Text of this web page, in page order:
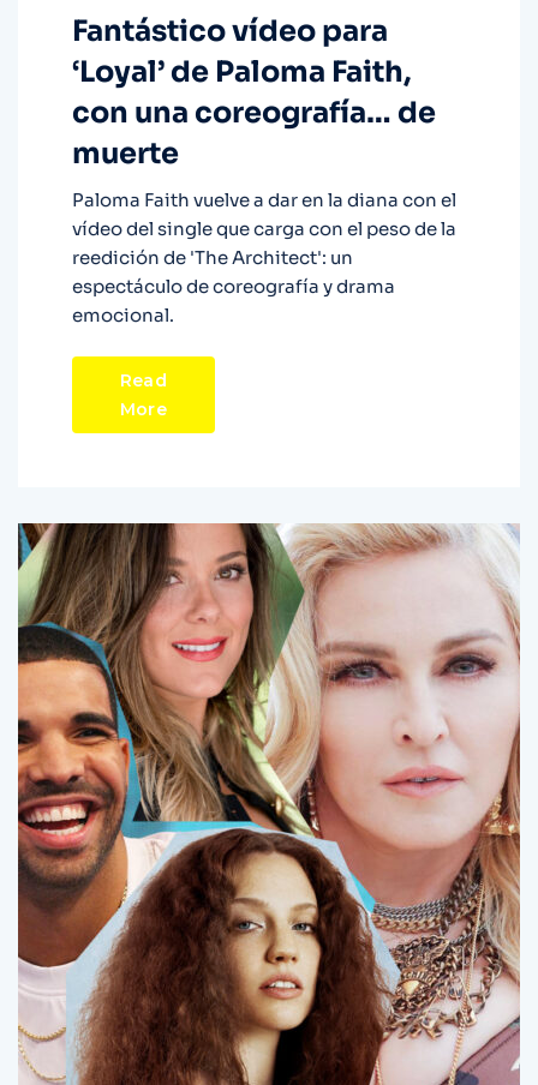
Fantástico vídeo para
‘Loyal’ de Paloma Faith,
con una coreografía… de
muerte
Paloma Faith vuelve a dar en la diana con el
vídeo del single que carga con el peso de la
reedición de 'The Architect': un
espectáculo de coreografía y drama
emocional.
Read
More